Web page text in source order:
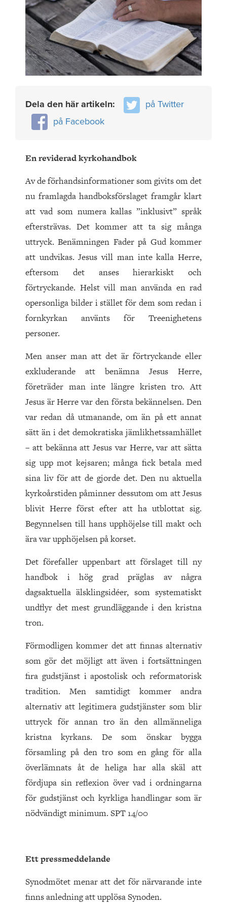
Dela den här artikeln:
på Twitter
på Facebook
En reviderad kyrkohandbok
Av de förhandsinformationer som givits om det
nu framlagda handboksförslaget framgår klart
att vad som numera kallas ”inklusivt” språk
eftersträvas. Det kommer att ta sig många
uttryck. Benämningen Fader på Gud kommer
att undvikas. Jesus vill man inte kalla Herre,
eftersom det anses hierarkiskt och
förtryckande. Helst vill man använda en rad
opersonliga bilder i stället för dem som redan i
fornkyrkan använts för Treenighetens
personer.
Men anser man att det är förtryckande eller
exkluderande att benämna Jesus Herre,
företräder man inte längre kristen tro. Att
Jesus är Herre var den första bekännelsen. Den
var redan då utmanande, om än på ett annat
sätt än i det demokratiska jämlikhetssamhället
– att bekänna att Jesus var Herre, var att sätta
sig upp mot kejsaren; många fick betala med
sina liv för att de gjorde det. Den nu aktuella
kyrkoårstiden påminner dessutom om att Jesus
blivit Herre först efter att ha utblottat sig.
Begynnelsen till hans upphöjelse till makt och
ära var upphöjelsen på korset.
Det förefaller uppenbart att förslaget till ny
handbok i hög grad präglas av några
dagsaktuella älsklingsidéer, som systematiskt
undflyr det mest grundläggande i den kristna
tron.
Förmodligen kommer det att finnas alternativ
som gör det möjligt att även i fortsättningen
fira gudstjänst i apostolisk och reformatorisk
tradition. Men samtidigt kommer andra
alternativ att legitimera gudstjänster som blir
uttryck för annan tro än den allmänneliga
kristna kyrkans. De som önskar bygga
församling på den tro som en gång för alla
överlämnats åt de heliga har alla skäl att
fördjupa sin reflexion över vad i ordningarna
för gudstjänst och kyrkliga handlingar som är
nödvändigt minimum. SPT 14/00
Ett pressmeddelande
Synodmötet menar att det för närvarande inte
finns anledning att upplösa Synoden.